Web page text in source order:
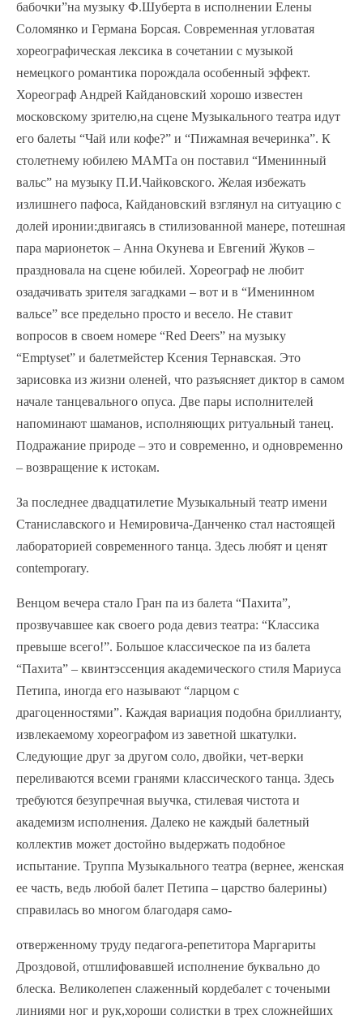
бабочки”на музыку Ф.Шуберта в исполнении Елены
Соломянко и Германа Борсая. Современная угловатая
хореографическая лексика в сочетании с музыкой
немецкого романтика порождала особенный эффект.
Хореограф Андрей Кайдановский хорошо известен
московскому зрителю,на сцене Музыкального театра идут
его балеты “Чай или кофе?” и “Пижамная вечеринка”. К
столетнему юбилею МАМТа он поставил “Именинный
вальс” на музыку П.И.Чайковского. Желая избежать
излишнего пафоса, Кайдановский взглянул на ситуацию с
долей иронии:двигаясь в стилизованной манере, потешная
пара марионеток – Анна Окунева и Евгений Жуков –
праздновала на сцене юбилей. Хореограф не любит
озадачивать зрителя загадками – вот и в “Именинном
вальсе” все предельно просто и весело. Не ставит
вопросов в своем номере “Red Deers” на музыку
“Emptyset” и балетмейстер Ксения Тернавская. Это
зарисовка из жизни оленей, что разъясняет диктор в самом
начале танцевального опуса. Две пары исполнителей
напоминают шаманов, исполняющих ритуальный танец.
Подражание природе – это и современно, и одновременно
– возвращение к истокам.
За последнее двадцатилетие Музыкальный театр имени
Станиславского и Немировича-Данченко стал настоящей
лабораторией современного танца. Здесь любят и ценят
contemporary.
Венцом вечера стало Гран па из балета “Пахита”,
прозвучавшее как своего рода девиз театра: “Классика
превыше всего!”. Большое классическое па из балета
“Пахита” – квинтэссенция академического стиля Мариуса
Петипа, иногда его называют “ларцом с
драгоценностями”. Каждая вариация подобна бриллианту,
извлекаемому хореографом из заветной шкатулки.
Следующие друг за другом соло, двойки, чет-верки
переливаются всеми гранями классического танца. Здесь
требуются безупречная выучка, стилевая чистота и
академизм исполнения. Далеко не каждый балетный
коллектив может достойно выдержать подобное
испытание. Труппа Музыкального театра (вернее, женская
ее часть, ведь любой балет Петипа – царство балерины)
справилась во многом благодаря само-
отверженному труду педагога-репетитора Маргариты
Дроздовой, отшлифовавшей исполнение буквально до
блеска. Великолепен слаженный кордебалет с точеными
линиями ног и рук,хороши солистки в трех сложнейших